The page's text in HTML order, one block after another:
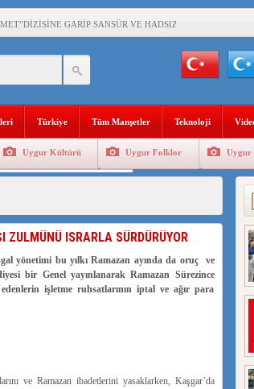
GARİP SANSÜR VE HADSIZ İHTAR
TÜRKİSTAN İÇİN KATLİAM AYI DEĞİLDİR !
BİN UYGUR ÇOCUĞU AİLELERİNDEN KOPARDI
Türkiye Tüm Manşetler Teknoloji
Uygur Kültürü Uygur Folklor Uygur
ZULMÜNÜ ISRARLA SÜRDÜRÜYOR
yönetimi bu yılkı Ramazan ayında da oruç ve
bir Genel yayınlanarak Ramazan Sürezince
işletme ruhsatlarının iptal ve ağır para
ve Ramazan ibadetlerini yasaklarken, Kaşgar’da